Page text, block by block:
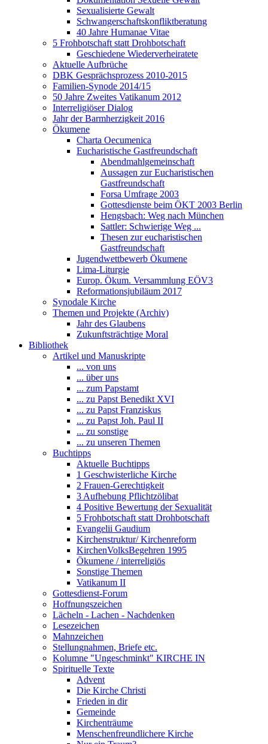
Sexualisierte Gewalt
Schwangerschaftskonfliktberatung
40 Jahre Humanae Vitae
5 Frohbotschaft statt Drohbotschaft
Geschiedene Wiederverheiratete
Aktuelle Aufbrüche
DBK Gesprächsprozess 2010-2015
Familien-Synode 2014/15
50 Jahre Zweites Vatikanum 2012
Interreligiöser Dialog
Jahr der Barmherzigkeit 2016
Ökumene
Charta Oecumenica
Eucharistische Gastfreundschaft
Abendmahlgemeinschaft
Aussagen zur Eucharistischen
Gastfreundschaft
Forsa Umfrage 2003
Gottesdienste beim ÖKT 2003 Berlin
Hengsbach: Weg nach München
Sattler: Schwierige Weg ...
Thesen zur eucharistischen
Gastfreundschaft
Jugendwettbewerb Ökumene
Lima-Liturgie
Europ. Ökum. Versammlung EÖV3
Reformationsjubiläum 2017
Synodale Kirche
Themen und Projekte (Archiv)
Jahr des Glaubens
Zukunftsträchtige Moral
Bibliothek
Artikel und Manuskripte
... von uns
... über uns
... zum Papstamt
... zu Papst Benedikt XVI
... zu Papst Franziskus
... zu Papst Joh. Paul II
... zu sonstige
... zu unseren Themen
Buchtipps
Aktuelle Buchtipps
1 Geschwisterliche Kirche
2 Frauen-Gerechtigkeit
3 Aufhebung Pflichtzölibat
4 Positive Bewertung der Sexualität
5 Frohbotschaft statt Drohbotschaft
Evangelii Gaudium
Kirchenstruktur/ Kirchenreform
KirchenVolksBegehren 1995
Ökumene / interreligiös
Sonstige Themen
Vatikanum II
Gottesdienst-Forum
Hoffnungszeichen
Lächeln - Lachen - Nachdenken
Lesezeichen
Mahnzeichen
Stellungnahmen, Briefe etc.
Kolumne "Ungeschminkt" KIRCHE IN
Spirituelle Texte
Advent
Die Kirche Christi
Frieden in dir
Gemeinde
Kirchenträume
Menschenfreundlichere Kirche